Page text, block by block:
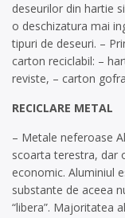
deseurilor din hartie
o deschizatura mai
tipuri de deseuri. –
carton reciclabil: –
reviste, – carton
RECICLARE METAL
– Metale neferoase
scoarta terestra, dar
economic. Aluminiul
substante de aceea
“libera”. Majoritatea